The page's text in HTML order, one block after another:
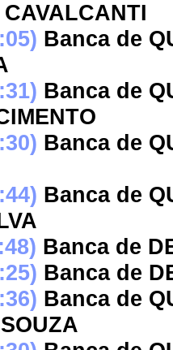
Banca de
Banca de
Banca de
Banca de
Banca de
Banca de
Banca de